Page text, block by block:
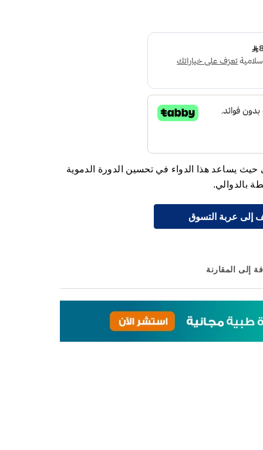
حيث يساعد هذا الدواء في تحسين الدورة الدموية
بالدوالي.
إلى عربة التسوق
إلى المقارنة